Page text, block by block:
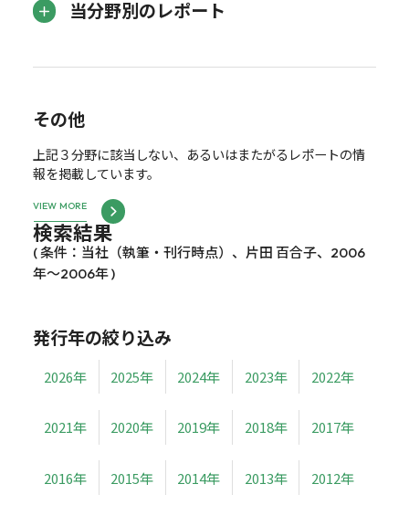
当分野別のレポート
その他
上記３分野に該当しない、あるいはまたがるレポートの情
報を掲載しています。
VIEW MORE
検索結果
( 条件：当社（執筆・刊行時点）、片田 百合子、2006
年～2006年 )
発行年の絞り込み
2026年 2025年 2024年 2023年 2022年
2021年 2020年 2019年 2018年 2017年
2016年 2015年 2014年 2013年 2012年